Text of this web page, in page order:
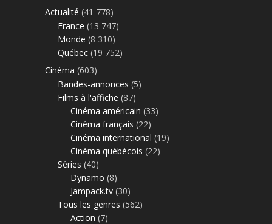
Actualité (41 778)
France (13 747)
Monde (8 310)
Québec (19 752)
Cinéma (603)
Bandes-annonces (5)
Films à l'affiche (87)
Cinéma américain (33)
Cinéma français (22)
Cinéma international (19)
Cinéma québécois (22)
Séries (40)
Dynamo (8)
Jampack.tv (30)
Tous les genres (562)
Action (7)